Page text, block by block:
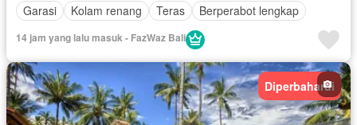
Garasi
Kolam renang Teras Berperabot lengkap
14 jam yang lalu masuk - FazWaz Bali
Diperbaharui